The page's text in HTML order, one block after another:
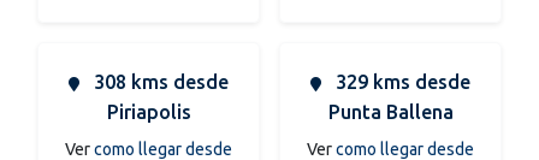
308 kms desde
Piriapolis
Vercomo llegar desde
329 kms desde
Punta Ballena
Vercomo llegar desde